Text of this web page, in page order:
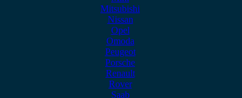
Mitsubishi
Nissan
Opel
Omoda
Peugeot
Porsche
Renault
Rover
Saab